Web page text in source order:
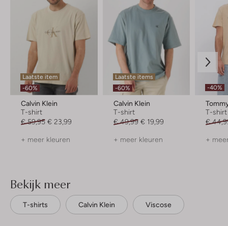
Laatste item
-60%
Calvin Klein
T-shirt
€ 59,95 € 23,99
+ meer kleuren
Laatste items
-60%
Calvin Klein
T-shirt
€ 49,99 € 19,99
+ meer kleuren
-40%
T-shirt
€
+
Bekijk meer
T-shirts Calvin Klein Viscose